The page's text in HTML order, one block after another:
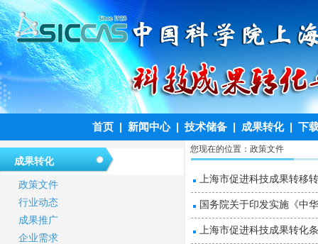
首页 | 新闻中心 | 技术储备 | 成果转化 | 下
成果转化
政策文件
行业动态
成果推广
企业需求
您现在的位置：政策文件
上海市促进科技成果转移
国务院关于印发实施《中
上海市促进科技成果转化